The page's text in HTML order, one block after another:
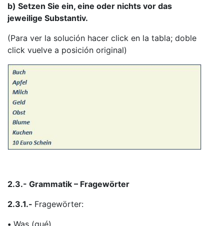
b) Setzen Sie ein, eine oder nichts vor das
jeweilige Substantiv.
(Para ver la solución hacer click en la tabla; doble
click vuelve a posición original)
2.3.- Grammatik – Fragewörter
2.3.1.- Fragewörter:
• Was (qué)